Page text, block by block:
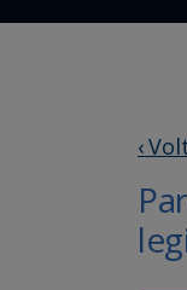
‹